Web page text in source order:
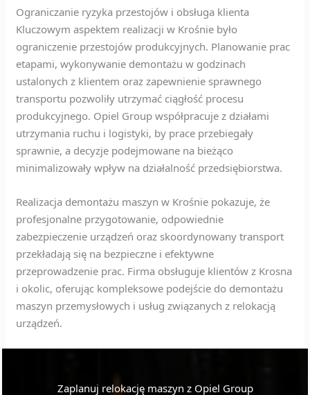
Ograniczanie ryzyka przestojów i obsługa klienta
Kluczowym aspektem realizacji w Krośnie było
ograniczenie przestojów produkcyjnych. Planowanie prac
etapami, wykonywanie demontażu w godzinach
ustalonych z klientem oraz zapewnienie sprawnego
transportu pozwoliły utrzymać ciągłość procesu
produkcyjnego. Opiel Group współpracuje z działami
utrzymania ruchu i logistyki, by prace przebiegały
sprawnie, a decyzje podejmowane na bieżąco
minimalizowały wpływ na działalność przedsiębiorstwa.
Realizacja demontażu maszyn w Krośnie pokazuje, że
profesjonalne przygotowanie, odpowiednie
zabezpieczenie urządzeń oraz skoordynowany transport
przekładają się na bezpieczne i efektywne
przeprowadzenie prac. Firma obsługuje klientów z Krosna
i okolic, oferując kompleksowe podejście do demontażu
maszyn przemysłowych i usług związanych z relokacją
urządzeń.
Zaplanuj relokację maszyn z Opiel Group